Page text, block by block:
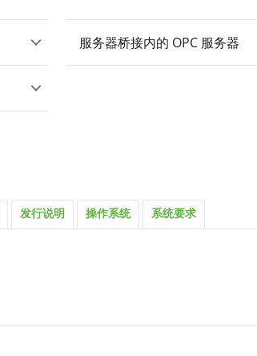
服务器桥接内的 OPC 服务器
发行说明 操作系统 系统要求